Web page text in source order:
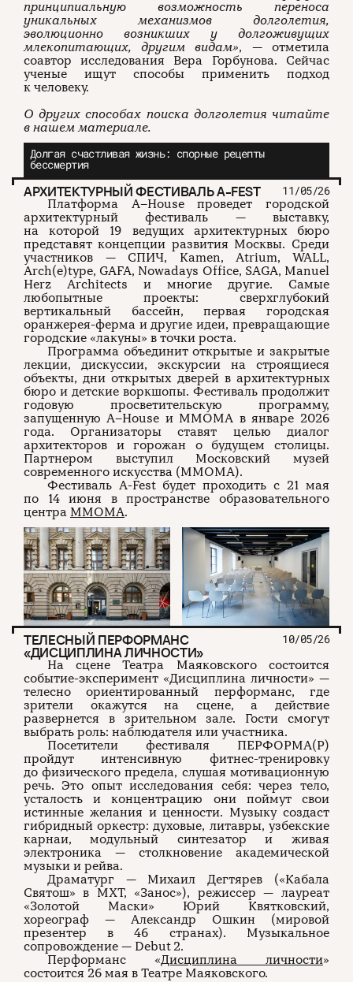
принципиальную возможность переноса
уникальных механизмов долголетия,
эволюционно возникших у долгоживущих
млекопитающих, другим видам», — отметила
соавтор исследования Вера Горбунова. Сейчас
ученые ищут способы применить подход
к человеку.
О других способах поиска долголетия читайте
в нашем материале.
Долгая счастливая жизнь: спорные рецепты
бессмертия
АРХИТЕКТУРНЫЙ ФЕСТИВАЛЬ A-FEST 11/05/26
Платформа A–House проведет городской
архитектурный фестиваль — выставку,
на которой 19 ведущих архитектурных бюро
представят концепции развития Москвы. Среди
участников — СПИЧ, Kamen, Atrium, WALL,
Arch(e)type, GAFA, Nowadays Office, SAGA, Manuel
Herz Architects и многие другие. Самые
любопытные проекты: сверхглубокий
вертикальный бассейн, первая городская
оранжерея-ферма и другие идеи, превращающие
городские «лакуны» в точки роста.
Программа объединит открытые и закрытые
лекции, дискуссии, экскурсии на строящиеся
объекты, дни открытых дверей в архитектурных
бюро и детские воркшопы. Фестиваль продолжит
годовую просветительскую программу,
запущенную A–House и ММОМА в январе 2026
года. Организаторы ставят целью диалог
архитекторов и горожан о будущем столицы.
Партнером выступил Московский музей
современного искусства (ММОМА).
Фестиваль A-Fest будет проходить с 21 мая
по 14 июня в пространстве образовательного
центра ММОМА.
ТЕЛЕСНЫЙ ПЕРФОРМАНС
«ДИСЦИПЛИНА ЛИЧНОСТИ»
10/05/26
На сцене Театра Маяковского состоится
событие-эксперимент «Дисциплина личности» —
телесно ориентированный перформанс, где
зрители окажутся на сцене, а действие
развернется в зрительном зале. Гости смогут
выбрать роль: наблюдателя или участника.
Посетители фестиваля ПЕРФОРМА(Р)
пройдут интенсивную фитнес-тренировку
до физического предела, слушая мотивационную
речь. Это опыт исследования себя: через тело,
усталость и концентрацию они поймут свои
истинные желания и ценности. Музыку создаст
гибридный оркестр: духовые, литавры, узбекские
карнаи, модульный синтезатор и живая
электроника — столкновение академической
музыки и рейва.
Драматург — Михаил Дегтярев («Кабала
Святош» в МХТ, «Занос»), режиссер — лауреат
«Золотой Маски» Юрий Квятковский,
хореограф — Александр Ошкин (мировой
презентер в 46 странах). Музыкальное
сопровождение — Debut 2.
Перформанс «Дисциплина личности»
состоится 26 мая в Театре Маяковского.